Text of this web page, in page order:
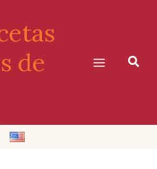
de